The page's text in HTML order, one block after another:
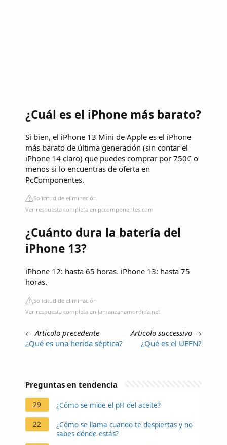
¿Cuál es el iPhone más barato?
Si bien, el iPhone 13 Mini de Apple es el iPhone
más barato de última generación (sin contar el
iPhone 14 claro) que puedes comprar por 750€ o
menos si lo encuentras de oferta en
PcComponentes.
Solicitud de eliminación
Ver respuesta completa en pccomponentes.com
¿Cuánto dura la batería del
iPhone 13?
iPhone 12: hasta 65 horas. iPhone 13: hasta 75
horas.
Solicitud de eliminación
Ver respuesta completa en lamanzanamordida.net
← Articolo precedente
¿Qué es una herida séptica?
Articolo successivo →
¿Qué es el UEFN?
Preguntas en tendencia
29 ¿Cómo se mide el pH del aceite?
22
¿Cómo se llama cuando te despiertas y no
sabes dónde estás?